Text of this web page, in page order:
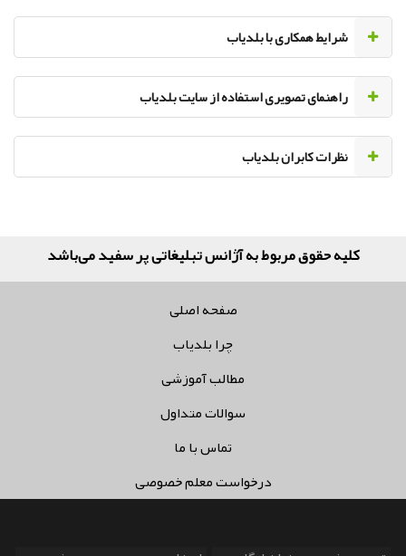
‌شرایط همکاری با بلدیاب
راهنمای تصویری استفاده از سایت بلدیاب
نظرات کابران بلدیاب
کلیه حقوق مربوط به آژانس تبلیغاتی پر سفید می‌باشد
صفحه اصلی
چرا بلدیاب
مطالب آموزشی
سوالات متداول
تماس با ما
درخواست معلم خصوصی